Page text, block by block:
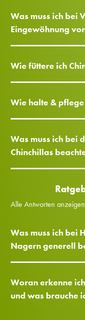
Was muss ich bei
Eingewöhnung
Wie füttere ich
Wie halte &
Was muss ich bei
Chinchillas
Alle Antworten anzeigen
Was muss ich bei
Nagern generell
Woran erkenne
und was brauche